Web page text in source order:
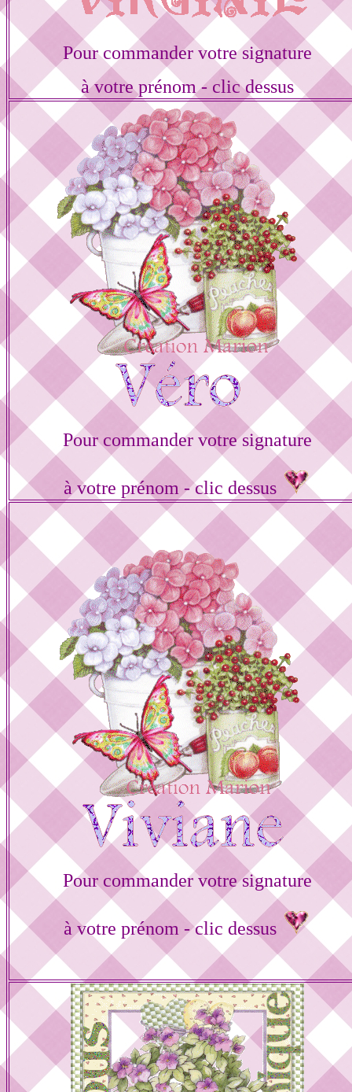
Pour commander votre signature
à votre prénom - clic dessus
Pour commander votre signature
à votre prénom - clic dessus
Pour commander votre signature
à votre prénom - clic dessus